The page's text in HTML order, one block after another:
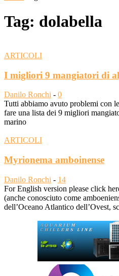
Tag: dolabella
ARTICOLI
I migliori 9 mangiatori di
Danilo Ronchi - 0
Tutti abbiamo avuto problemi con
fare una lista dei 9 migliori
marino
ARTICOLI
Myrionema amboinense
Danilo Ronchi - 14
For English version please click
(anche conosciuto come
dell’Oceano Atlantico dell’Ovest,